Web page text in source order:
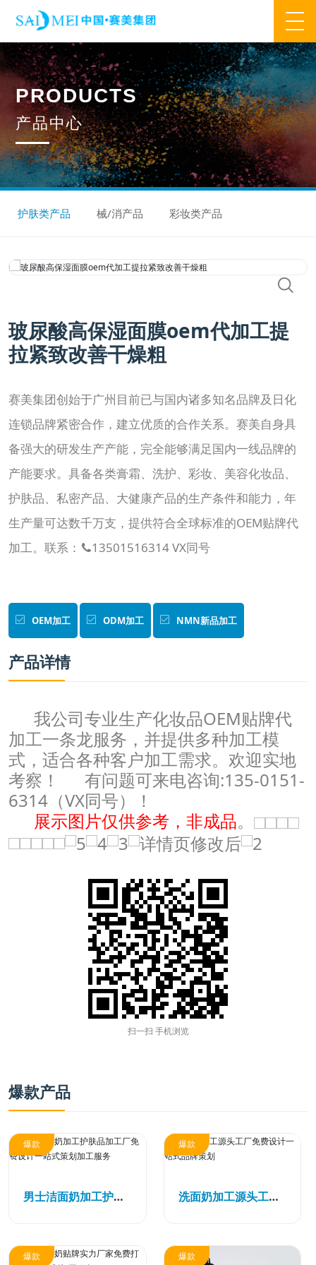
网站首页
业务范围
核心业务 合作模式 合作流程 产品中心
核心优势
研发优势 管理优势 品质优势 产能优势
设备优势
集万草® 完美宜生® 抖抖舒® 赛美姿®
集团简介 企业文化 发展历程 资质荣誉 团队风采
分子公司
赛美化妆品 赛美医药 赛美食品
赛美投资管理
赛美供应链
人事管理
领导团队 业务精英
公众号资讯
招贤纳士
PRODUCTS
产品中心
护肤类产品 械/消产品 彩妆类产品
玻尿酸高保湿面膜oem代加工提
拉紧致改善干燥粗
赛美集团创始于广州目前已与国内诸多知名品牌及日化
连锁品牌紧密合作，建立优质的合作关系。赛美自身具
备强大的研发生产产能，完全能够满足国内一线品牌的
产能要求。具备各类膏霜、洗护、彩妆、美容化妆品、
护肤品、私密产品、大健康产品的生产条件和能力，年
生产量可达数千万支，提供符合全球标准的OEM贴牌代
加工。联系： 13501516314 VX同号
OEM加工 ODM加工 NMN新品加工
产品详情
我公司专业生产化妆品OEM贴牌代
加工一条龙服务，并提供多种加工模
式，适合各种客户加工需求。欢迎实地
考察！
有问题可来电咨询:135-0151-
6314（VX同号）！
展示图片仅供参考，非成品。
扫一扫 手机浏览
爆款产品
爆款
男士洁面奶加工护肤品加工厂免费设计一站式策划加工服务
爆款
洗面奶加工源头工厂免费设计一站式品牌策划
爆款 爆款